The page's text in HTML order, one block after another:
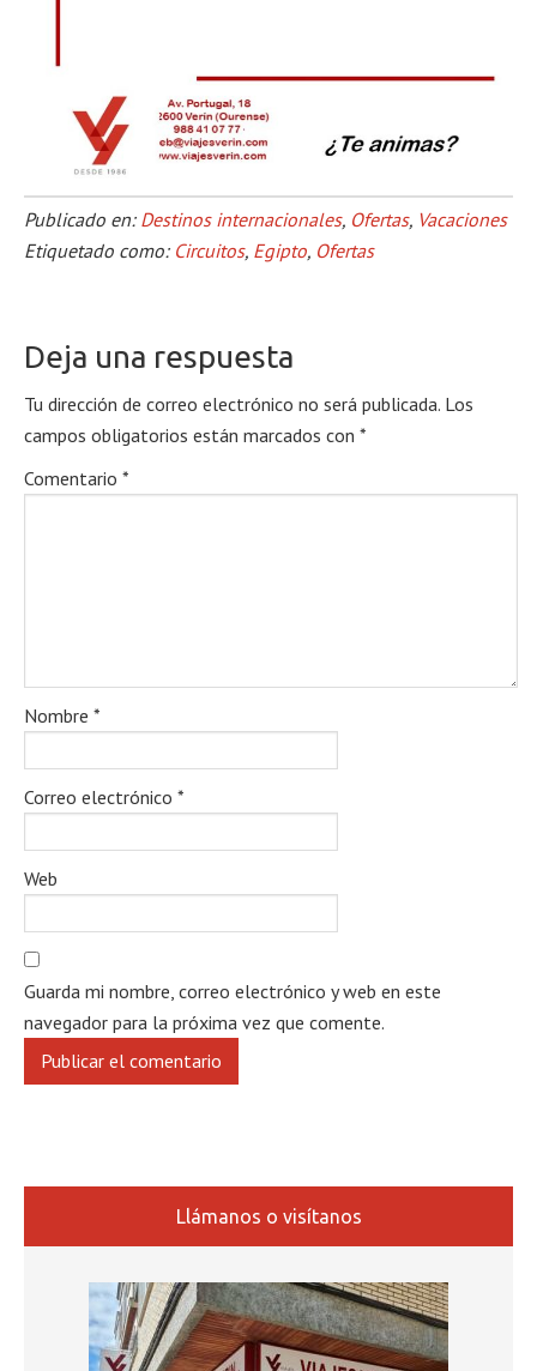
Publicado en: Destinos internacionales, Ofertas, Vacaciones
Etiquetado como: Circuitos, Egipto, Ofertas
Deja una respuesta
Tu dirección de correo electrónico no será publicada. Los
campos obligatorios están marcados con *
Comentario *
Nombre *
Correo electrónico *
Web
Guarda mi nombre, correo electrónico y web en este
navegador para la próxima vez que comente.
Llámanos o visítanos